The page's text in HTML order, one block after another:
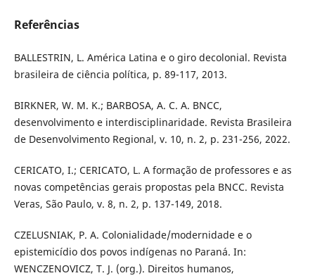
Referências
BALLESTRIN, L. América Latina e o giro decolonial. Revista
brasileira de ciência política, p. 89-117, 2013.
BIRKNER, W. M. K.; BARBOSA, A. C. A. BNCC,
desenvolvimento e interdisciplinaridade. Revista Brasileira
de Desenvolvimento Regional, v. 10, n. 2, p. 231-256, 2022.
CERICATO, I.; CERICATO, L. A formação de professores e as
novas competências gerais propostas pela BNCC. Revista
Veras, São Paulo, v. 8, n. 2, p. 137-149, 2018.
CZELUSNIAK, P. A. Colonialidade/modernidade e o
epistemicídio dos povos indígenas no Paraná. In:
WENCZENOVICZ, T. J. (org.). Direitos humanos,